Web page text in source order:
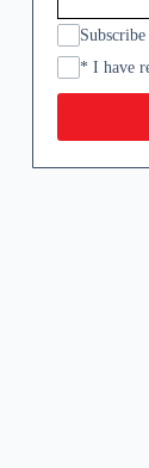
* I have